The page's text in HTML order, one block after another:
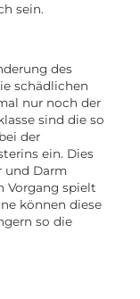
sein.
des
schädlichen
nur noch der
sind die so
der
ein. Dies
und Darm
Vorgang spielt
können diese
so die